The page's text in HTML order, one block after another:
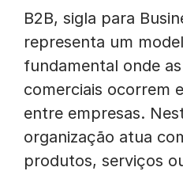
B2B, sigla para
representa um
fundamental onde
comerciais ocorrem
entre empresas.
organização atua
produtos, serviços